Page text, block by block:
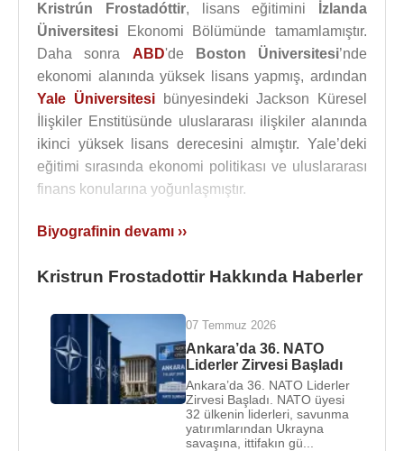
Kristrún Frostadóttir, lisans eğitimini
İzlanda
Üniversitesi Ekonomi Bölümünde tamamlamıştır.
Daha sonra ABD'de Boston Üniversitesi’nde
ekonomi alanında yüksek lisans yapmış, ardından
Yale Üniversitesibünyesindeki Jackson Küresel
İlişkiler Enstitüsünde uluslararası ilişkiler alanında
ikinci yüksek lisans derecesini almıştır. Yale’deki
eğitimi sırasında ekonomi politikası ve uluslararası
finans konularına yoğunlaşmıştır.
Üniversite eğitiminin ardından
görevlerde bulunmuştur.Arion Bankası’nda
Başbakanlığı tarafından oluşturulan para reformu
çalışma grubunda baş ekonomist görevini
üstlenmiştir. Bu dönemde para politikası, finansal
istikrar ve İzlanda ekonomisinin yapısal sorunları
üzerine çalışmalar yürütmüştür.
Kristrún Frostadóttir, 2015 yılında
Biyografinin devamı ››
Kristrun Frostadottir Hakkında Haberler
07 Temmuz 2026
Ankara’da 36. NATO
Liderler Zirvesi Başladı
Ankara’da 36. NATO Liderler
Zirvesi Başladı. NATO üyesi
32 ülkenin liderleri, savunma
yatırımlarından Ukrayna
savaşına, ittifakın gü...